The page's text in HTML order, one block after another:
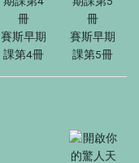
賽斯早期
課第4冊
賽斯早期
課第5冊